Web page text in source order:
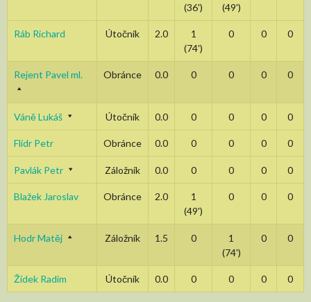
(36')
(49')
Ráb Richard Útočník 2.0
1
(74')
0 0 0
Rejent Pavel ml. Obránce 0.0 0 0 0 0
Váně Lukáš Útočník 0.0 0 0 0 0
Flídr Petr Obránce 0.0 0 0 0 0
Pavlák Petr Záložník 0.0 0 0 0 0
Blažek Jaroslav Obránce 2.0
1
(49')
0 0 0
Hodr Matěj Záložník 1.5 0
1
(74')
0 0
Žídek Radim Útočník 0.0 0 0 0 0